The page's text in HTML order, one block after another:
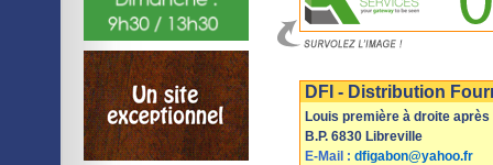
DFI - Distribution
Louis première à droite après
B.P. 6830 Libreville
E-Mail : dfigabon@yahoo.fr